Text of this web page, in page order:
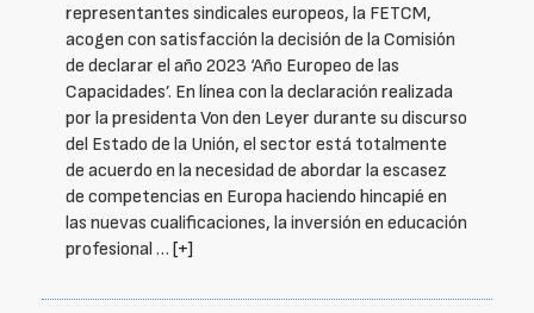
representantes sindicales europeos, la FETCM,
acogen con satisfacción la decisión de la Comisión
de declarar el año 2023 ‘Año Europeo de las
Capacidades’. En línea con la declaración realizada
por la presidenta Von den Leyer durante su discurso
del Estado de la Unión, el sector está totalmente
de acuerdo en la necesidad de abordar la escasez
de competencias en Europa haciendo hincapié en
las nuevas cualificaciones, la inversión en educación
profesional … [+]